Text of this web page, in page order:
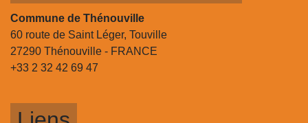
Commune de Thénouville
60 route de Saint Léger, Touville
27290 Thénouville - FRANCE
+33 2 32 42 69 47